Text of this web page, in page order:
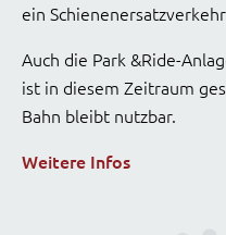
ein
Auch die Park &Ride-
ist in diesem Zeitraum
Bahn bleibt nutzbar.
Weitere Infos